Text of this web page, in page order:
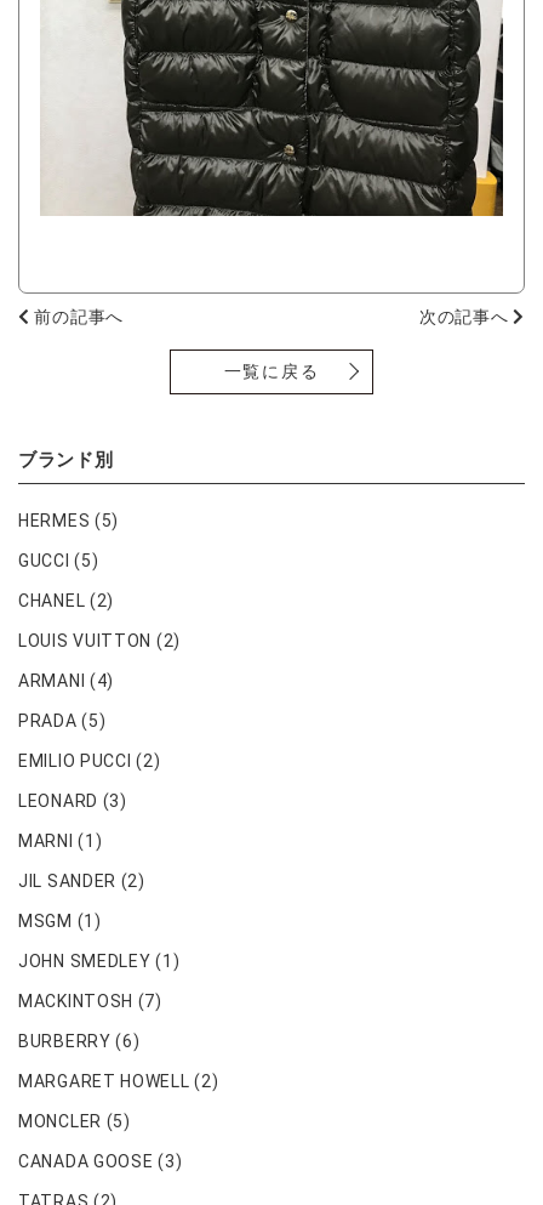
前の記事へ 次の記事へ
一覧に戻る
ブランド別
HERMES (5)
GUCCI (5)
CHANEL (2)
LOUIS VUITTON (2)
ARMANI (4)
PRADA (5)
EMILIO PUCCI (2)
LEONARD (3)
MARNI (1)
JIL SANDER (2)
MSGM (1)
JOHN SMEDLEY (1)
MACKINTOSH (7)
BURBERRY (6)
MARGARET HOWELL (2)
MONCLER (5)
CANADA GOOSE (3)
TATRAS (2)